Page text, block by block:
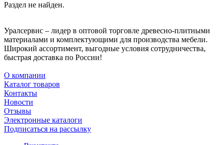
Раздел не найден.
Уралсервис – лидер в оптовой торговле древесно-плитными
материалами и комплектующими для производства мебели.
Широкий ассортимент, выгодные условия сотрудничества,
быстрая доставка по России!
О компании
Каталог товаров
Контакты
Новости
Отзывы
Электронные каталоги
Подписаться на рассылку